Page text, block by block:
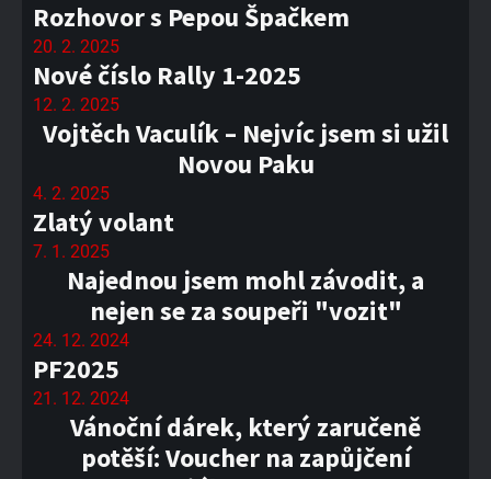
Rozhovor s Pepou Špačkem
20. 2. 2025
Nové číslo Rally 1-2025
12. 2. 2025
Vojtěch Vaculík – Nejvíc jsem si užil
Novou Paku
4. 2. 2025
Zlatý volant
7. 1. 2025
Najednou jsem mohl závodit, a
nejen se za soupeři "vozit"
24. 12. 2024
PF2025
21. 12. 2024
Vánoční dárek, který zaručeně
potěší: Voucher na zapůjčení